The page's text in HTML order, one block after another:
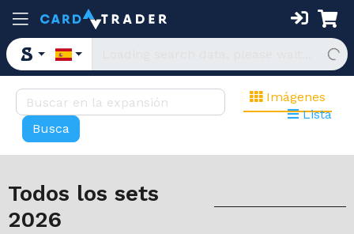
Imágenes
Lista
Todos los sets
2026